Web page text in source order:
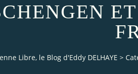
Libre, le Blog d'Eddy DELHAYE >